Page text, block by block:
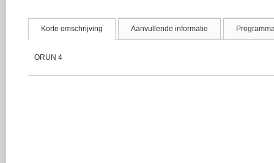
Korte omschrijving Aanvullende informatie
ORUN 4